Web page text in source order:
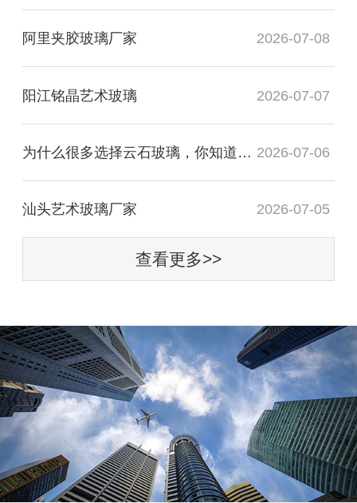
阿里夹胶玻璃厂家 2026-07-08
阳江铭晶艺术玻璃 2026-07-07
为什么很多选择云石玻璃，你知道有什么用处吗？ 2026-07-06
汕头艺术玻璃厂家 2026-07-05
查看更多>>